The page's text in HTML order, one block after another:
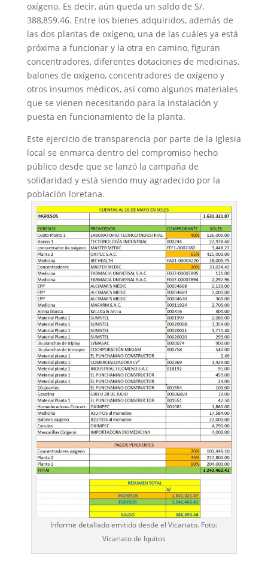
oxígeno. Es decir, aún queda un saldo de S/.
388,859.46. Entre los bienes adquiridos, además de
las dos plantas de oxígeno, una de las cuáles ya está
próxima a funcionar y la otra en camino, figuran
concentradores, diferentes dotaciones de medicinas,
balones de oxígeno, concentradores de oxígeno y
otros insumos médicos, así como algunos materiales
que se vienen necesitando para la instalación y
puesta en funcionamiento de la planta.
Este ejercicio de transparencia por parte de la Iglesia
local se enmarca dentro del compromiso hecho
público desde que se lanzó la campaña de
solidaridad y está siendo muy agradecido por la
población loretana.
Informe detallado emitido desde el Vicariato. Foto:
Vicariato de Iquitos